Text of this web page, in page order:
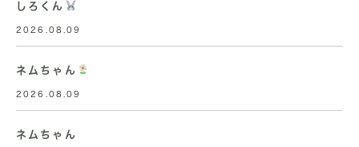
しろくん
2026.08.09
ネムちゃん
2026.08.09
ネムちゃん